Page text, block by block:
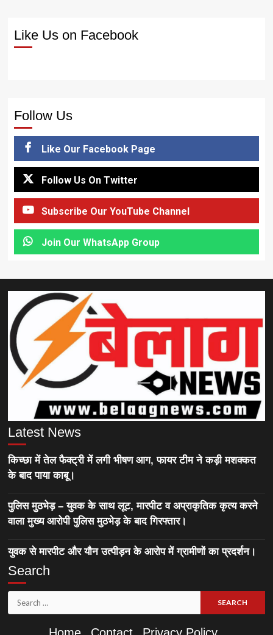
Like Us on Facebook
Follow Us
Like Our Facebook Page
Follow Us On Twitter
Subscribe Our YouTube Channel
Join Our WhatsApp Group
Latest News
किच्छा में तेल फैक्ट्री में लगी भीषण आग, फायर टीम ने कड़ी मशक्कत
के बाद पाया काबू।
पुलिस मुठभेड़ – युवक के साथ लूट, मारपीट व अप्राकृतिक कृत्य करने
वाला मुख्य आरोपी पुलिस मुठभेड़ के बाद गिरफ्तार।
युवक से मारपीट और यौन उत्पीड़न के आरोप में ग्रामीणों का प्रदर्शन।
Search
Search
for:
Home
Contact Privacy Policy